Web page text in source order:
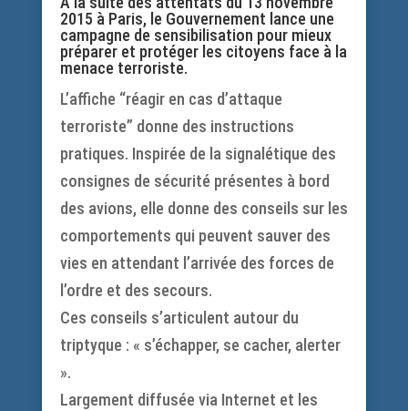
2015 à Paris, le Gouvernement lance une
campagne de sensibilisation pour mieux
préparer et protéger les citoyens face à la
menace terroriste.
L’affiche “réagir en cas d’attaque
terroriste” donne des instructions
pratiques. Inspirée de la signalétique des
consignes de sécurité présentes à bord
des avions, elle donne des conseils sur les
comportements qui peuvent sauver des
vies en attendant l’arrivée des forces de
l’ordre et des secours.
Ces conseils s’articulent autour du
triptyque : « s’échapper, se cacher, alerter
».
Largement diffusée via Internet et les